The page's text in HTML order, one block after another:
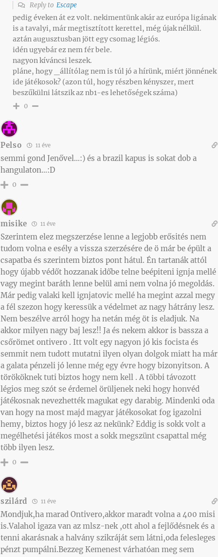
Reply to Escape
pedig éveken át ez volt. nekimentünk akár az európa ligának
is a tavalyi, már megtisztított kerettel, még újak nélkül.
aztán augusztusban jött egy csomag légiós.
idén ugyebár ez nem fér bele.
nagyon kíváncsi leszek.
pláne, hogy _állítólag nem is túl jó a hírünk, miért jönnének
ide játékosok? (azon túl, hogy részben kényszer, mert
beszűkülni látszik az nb1-es lehetőségek száma)
0
Pelso 11 éve
semmi gond Jenővel…:) és a brazil kapus is sokat dob a
hangulaton…:D
0
misike 11 éve
Szerintem elez megszerzése lenne a legjobb erősités nem
tudom volna e esély a vissza szerzésére de ö már be épült a
csapatba és szerintem biztos pont hátul. Én tartanák attól
hogy újabb védőt hozzanak időbe telne beépiteni ignja mellé
vagy megint baráth lenne belül ami nem volna jó megoldás.
Már pedig valaki kell ignjatovic mellé ha megint azzal megy
a fél szezon hogy keressük a védelmet az nagy hátrány lesz.
Nem beszélve arról hogy ha netán még öt is eladjuk. Na
akkor milyen nagy baj lesz!! Ja és nekem akkor is bassza a
csőrömet ontivero . Itt volt egy nagyon jó kis focista és
semmit nem tudott mutatni ilyen olyan dolgok miatt ha már
a galata pénzeli jó lenne még egy évre hogy bizonyitson. A
törököknek tuti biztos hogy nem kell . A többi távozott
légios meg szót se érdemel örüljenek neki hogy honvéd
játékosnak nevezhették magukat egy darabig. Mindenki oda
van hogy na most majd magyar játékosokat fog igazolni
hemy, biztos hogy jó lesz az nekünk? Eddig is sokk volt a
megélhetési játékos most a sokk megszünt csapattal még
több ilyen lesz.
0
szilárd 11 éve
Mondjuk,ha marad Ontivero,akkor maradt volna a 400 misi
is.Valahol igaza van az mlsz-nek ,ott ahol a fejlődésnek és a
tenni akarásnak a halvány szikráját sem látni,oda felesleges
pénzt pumpálni.Bezzeg Kemenest várhatóan meg sem